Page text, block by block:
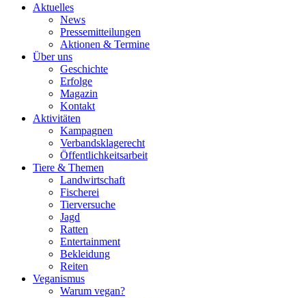
Aktuelles
News
Pressemitteilungen
Aktionen & Termine
Über uns
Geschichte
Erfolge
Magazin
Kontakt
Aktivitäten
Kampagnen
Verbandsklagerecht
Öffentlichkeitsarbeit
Tiere & Themen
Landwirtschaft
Fischerei
Tierversuche
Jagd
Ratten
Entertainment
Bekleidung
Reiten
Veganismus
Warum vegan?